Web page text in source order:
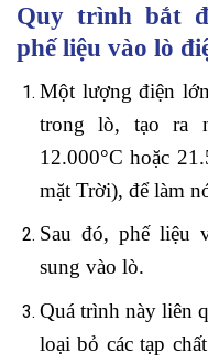
Quy trình bắt
phế liệu vào lò
Một lượng điện
trong lò, tạo ra
12.000°C hoặc
mặt Trời), để làm
Sau đó, phế liệu
sung vào lò.
Quá trình này liên
loại bỏ các tạp